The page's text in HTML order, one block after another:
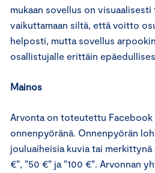
mukaan sovellus on
vaikuttamaan siltä, että voitto
helposti, mutta sovellus
osallistujalle erittäin
Mainos
Arvonta on toteutettu Facebook
onnenpyöränä. Onnenpyörän
jouluaiheisia kuvia tai merkittynä
€”, ”50 €” ja ”100 €”. Arvonnan